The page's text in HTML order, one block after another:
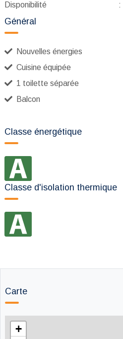
Disponibilité
:
Général
Nouvelles énergies
Cuisine équipée
1 toilette séparée
Balcon
Classe énergétique
Classe d'isolation thermique
Carte
+